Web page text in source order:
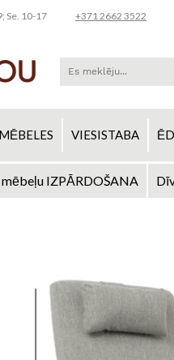
Se. 10-17 +371 2662 3522
VIESISTABA
IZPĀRDOŠANA